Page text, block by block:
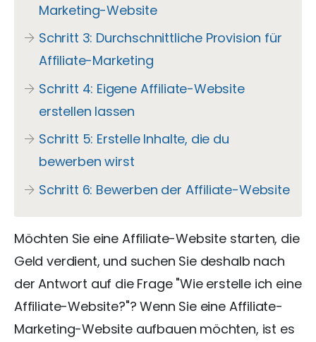
Marketing-Website
Schritt 3: Durchschnittliche Provision für
Affiliate-Marketing
Schritt 4: Eigene Affiliate-Website
erstellen lassen
Schritt 5: Erstelle Inhalte, die du
bewerben wirst
Schritt 6: Bewerben der Affiliate-Website
Möchten Sie eine Affiliate-Website starten, die
Geld verdient, und suchen Sie deshalb nach
der Antwort auf die Frage "Wie erstelle ich eine
Affiliate-Website?"? Wenn Sie eine Affiliate-
Marketing-Website aufbauen möchten, ist es